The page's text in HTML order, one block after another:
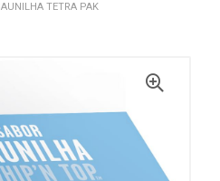
TETRA PAK